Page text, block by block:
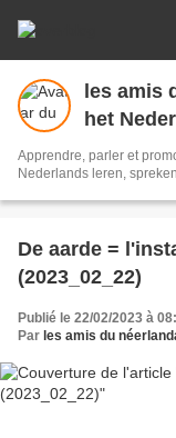
les amis
het
Apprendre, parler et
Nederlands leren,
De aarde =
(2023_02_22)
Publié le 22/02/2023 à
Par les amis du